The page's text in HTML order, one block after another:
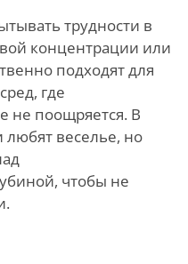
трудности в
концентрации или
подходят для
где
не поощряется. В
веселье, но
чтобы не